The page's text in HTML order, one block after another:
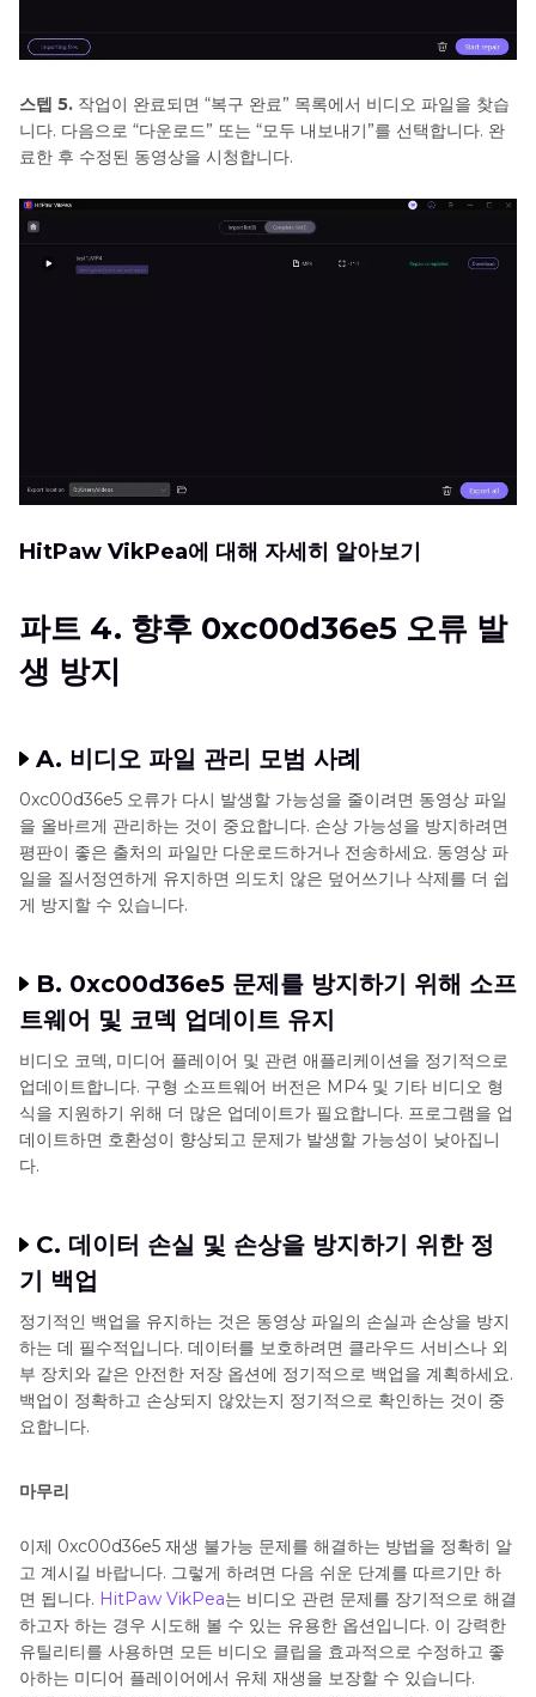
스텝 5. 작업이 완료되면 “복구 완료” 목록에서 비디오 파일을 찾습
니다. 다음으로 “다운로드” 또는 “모두 내보내기”를 선택합니다. 완
료한 후 수정된 동영상을 시청합니다.
HitPaw VikPea에 대해 자세히 알아보기
파트 4. 향후 0xc00d36e5 오류 발
생 방지
A. 비디오 파일 관리 모범 사례
0xc00d36e5 오류가 다시 발생할 가능성을 줄이려면 동영상 파일
을 올바르게 관리하는 것이 중요합니다. 손상 가능성을 방지하려면
평판이 좋은 출처의 파일만 다운로드하거나 전송하세요. 동영상 파
일을 질서정연하게 유지하면 의도치 않은 덮어쓰기나 삭제를 더 쉽
게 방지할 수 있습니다.
B. 0xc00d36e5 문제를 방지하기 위해 소프
트웨어 및 코덱 업데이트 유지
비디오 코덱, 미디어 플레이어 및 관련 애플리케이션을 정기적으로
업데이트합니다. 구형 소프트웨어 버전은 MP4 및 기타 비디오 형
식을 지원하기 위해 더 많은 업데이트가 필요합니다. 프로그램을 업
데이트하면 호환성이 향상되고 문제가 발생할 가능성이 낮아집니
다.
C. 데이터 손실 및 손상을 방지하기 위한 정
기 백업
정기적인 백업을 유지하는 것은 동영상 파일의 손실과 손상을 방지
하는 데 필수적입니다. 데이터를 보호하려면 클라우드 서비스나 외
부 장치와 같은 안전한 저장 옵션에 정기적으로 백업을 계획하세요.
백업이 정확하고 손상되지 않았는지 정기적으로 확인하는 것이 중
요합니다.
마무리
이제 0xc00d36e5 재생 불가능 문제를 해결하는 방법을 정확히 알
고 계시길 바랍니다. 그렇게 하려면 다음 쉬운 단계를 따르기만 하
면 됩니다. HitPaw VikPea는 비디오 관련 문제를 장기적으로 해결
하고자 하는 경우 시도해 볼 수 있는 유용한 옵션입니다. 이 강력한
유틸리티를 사용하면 모든 비디오 클립을 효과적으로 수정하고 좋
아하는 미디어 플레이어에서 유체 재생을 보장할 수 있습니다.